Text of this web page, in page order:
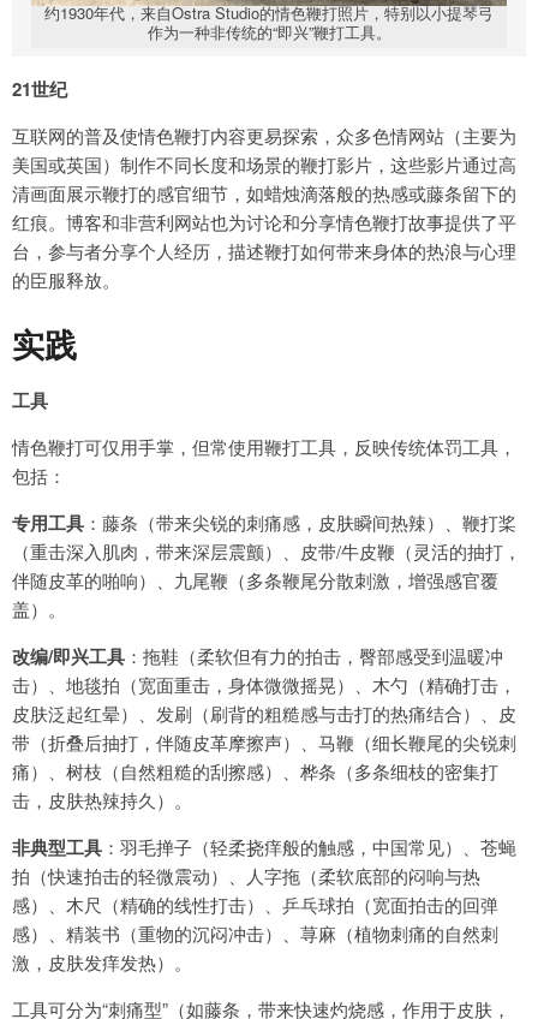
约1930年代，来自Ostra Studio的情色鞭打照片，特别以小提琴弓
作为一种非传统的“即兴”鞭打工具。
21世纪
互联网的普及使情色鞭打内容更易探索，众多色情网站（主要为
美国或英国）制作不同长度和场景的鞭打影片，这些影片通过高
清画面展示鞭打的感官细节，如蜡烛滴落般的热感或藤条留下的
红痕。博客和非营利网站也为讨论和分享情色鞭打故事提供了平
台，参与者分享个人经历，描述鞭打如何带来身体的热浪与心理
的臣服释放。
实践
工具
情色鞭打可仅用手掌，但常使用鞭打工具，反映传统体罚工具，
包括：
专用工具 ：藤条（带来尖锐的刺痛感，皮肤瞬间热辣）、鞭打桨
（重击深入肌肉，带来深层震颤）、皮带/牛皮鞭（灵活的抽打，
伴随皮革的啪响）、九尾鞭（多条鞭尾分散刺激，增强感官覆
盖）。
改编/即兴工具 ：拖鞋（柔软但有力的拍击，臀部感受到温暖冲
击）、地毯拍（宽面重击，身体微微摇晃）、木勺（精确打击，
皮肤泛起红晕）、发刷（刷背的粗糙感与击打的热痛结合）、皮
带（折叠后抽打，伴随皮革摩擦声）、马鞭（细长鞭尾的尖锐刺
痛）、树枝（自然粗糙的刮擦感）、桦条（多条细枝的密集打
击，皮肤热辣持久）。
非典型工具 ：羽毛掸子（轻柔挠痒般的触感，中国常见）、苍蝇
拍（快速拍击的轻微震动）、人字拖（柔软底部的闷响与热
感）、木尺（精确的线性打击）、乒乓球拍（宽面拍击的回弹
感）、精装书（重物的沉闷冲击）、荨麻（植物刺痛的自然刺
激，皮肤发痒发热）。
工具可分为“刺痛型”（如藤条，带来快速灼烧感，作用于皮肤，